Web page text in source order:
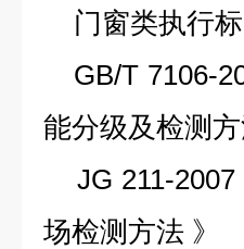
门窗类执行标
GB/T 7106-
能分级及检测方
JG 211-
场检测方法 》